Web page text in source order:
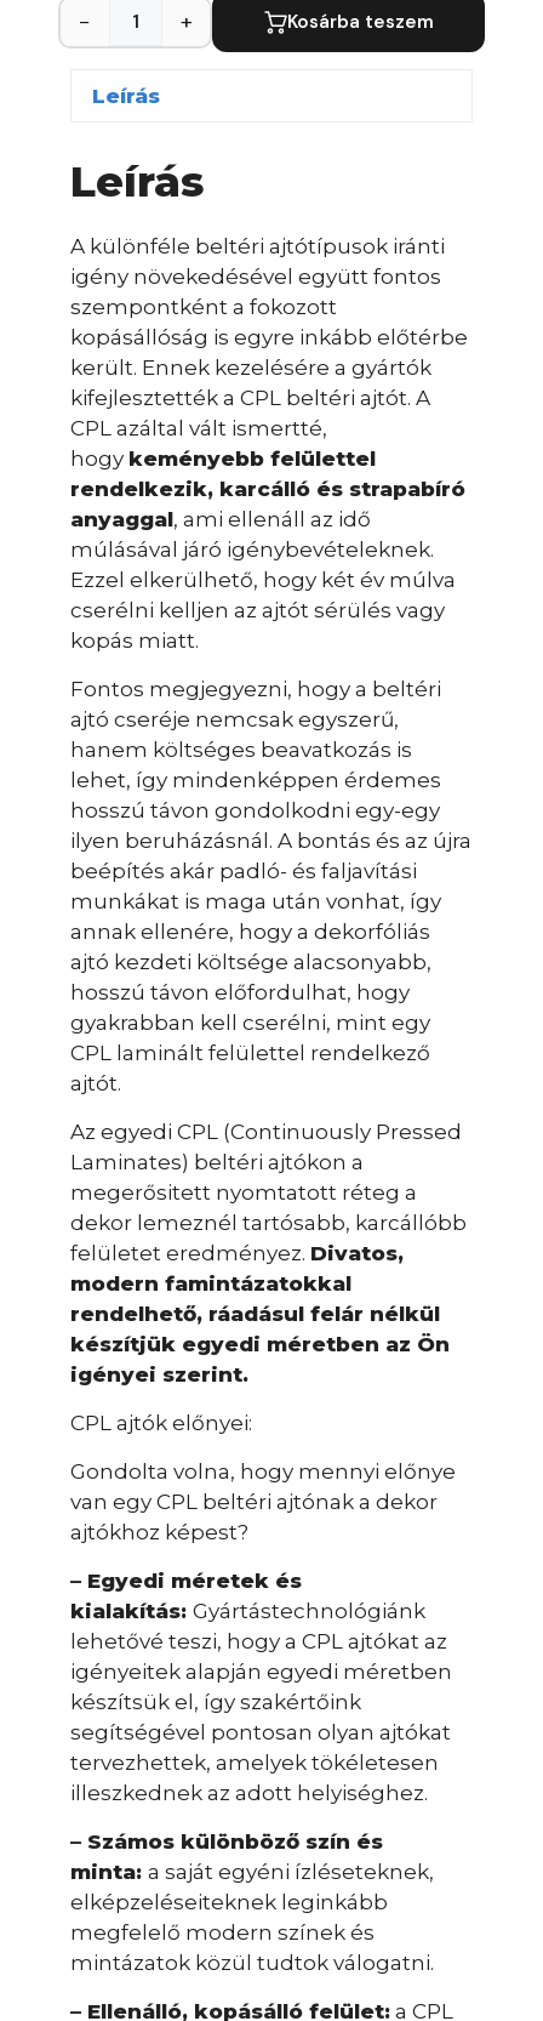
− + Kosárba teszem
Leírás
Leírás
A különféle beltéri ajtótípusok iránti
igény növekedésével együtt fontos
szempontként a fokozott
kopásállóság is egyre inkább előtérbe
került. Ennek kezelésére a gyártók
kifejlesztették a CPL beltéri ajtót. A
CPL azáltal vált ismertté,
hogy keményebb felülettel
rendelkezik, karcálló és strapabíró
anyaggal, ami ellenáll az idő
múlásával járó igénybevételeknek.
Ezzel elkerülhető, hogy két év múlva
cserélni kelljen az ajtót sérülés vagy
kopás miatt.
Fontos megjegyezni, hogy a beltéri
ajtó cseréje nemcsak egyszerű,
hanem költséges beavatkozás is
lehet, így mindenképpen érdemes
hosszú távon gondolkodni egy-egy
ilyen beruházásnál. A bontás és az újra
beépítés akár padló- és faljavítási
munkákat is maga után vonhat, így
annak ellenére, hogy a dekorfóliás
ajtó kezdeti költsége alacsonyabb,
hosszú távon előfordulhat, hogy
gyakrabban kell cserélni, mint egy
CPL laminált felülettel rendelkező
ajtót.
Az egyedi CPL (Continuously Pressed
Laminates) beltéri ajtókon a
megerősitett nyomtatott réteg a
dekor lemeznél tartósabb, karcállóbb
felületet eredményez. Divatos,
modern famintázatokkal
rendelhető, ráadásul felár nélkül
készítjük egyedi méretben az Ön
igényei szerint.
CPL ajtók előnyei:
Gondolta volna, hogy mennyi előnye
van egy CPL beltéri ajtónak a dekor
ajtókhoz képest?
– Egyedi méretek és
kialakítás: Gyártástechnológiánk
lehetővé teszi, hogy a CPL ajtókat az
igényeitek alapján egyedi méretben
készítsük el, így szakértőink
segítségével pontosan olyan ajtókat
tervezhettek, amelyek tökéletesen
illeszkednek az adott helyiséghez.
– Számos különböző szín és
minta: a saját egyéni ízléseteknek,
elképzeléseiteknek leginkább
megfelelő modern színek és
mintázatok közül tudtok válogatni.
– Ellenálló, kopásálló felület: a CPL